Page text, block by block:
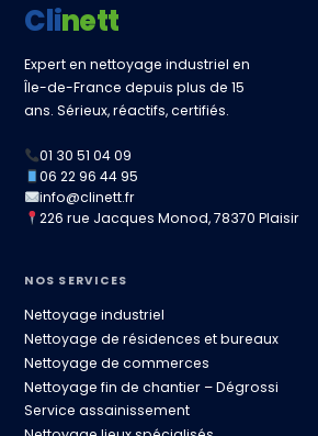
Clinett
Expert en nettoyage industriel en
Île-de-France depuis plus de 15
ans. Sérieux, réactifs, certifiés.
01 30 51 04 09
06 22 96 44 95
info@clinett.fr
226 rue Jacques Monod, 78370 Plaisir
NOS SERVICES
Nettoyage industriel
Nettoyage de résidences et bureaux
Nettoyage de commerces
Nettoyage fin de chantier – Dégrossi
Service assainissement